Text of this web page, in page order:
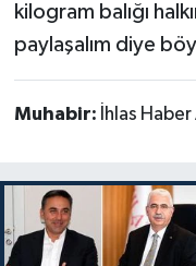
kilogram balığı
paylaşalım diye
Muhabir: İhlas Haber